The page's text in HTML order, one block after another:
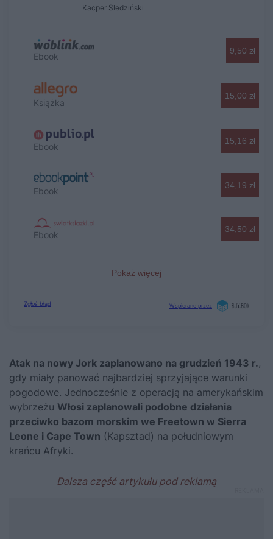
Atak na nowy Jork zaplanowano na grudzień 1943 r.,
gdy miały panować najbardziej sprzyjające warunki
pogodowe. Jednocześnie z operacją na amerykańskim
wybrzeżu Włosi zaplanowali podobne działania
przeciwko bazom morskim we Freetown w Sierra
Leone i Cape Town (Kapsztad) na południowym
krańcu Afryki.